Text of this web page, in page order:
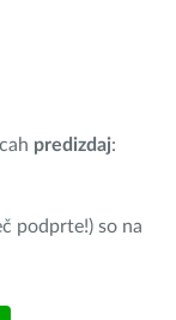
predizdaj:
podprte!) so na